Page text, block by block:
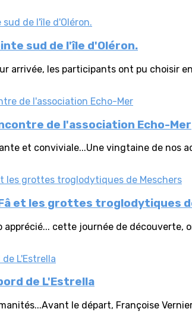
sud de l'île d'Oléron.
arrivée, les participants ont pu choisir
de l'association Echo-Mer
et conviviale...Une vingtaine de nos
et les grottes troglodytiques
cette journée de découverte,
de L'Estrella
le départ, Françoise